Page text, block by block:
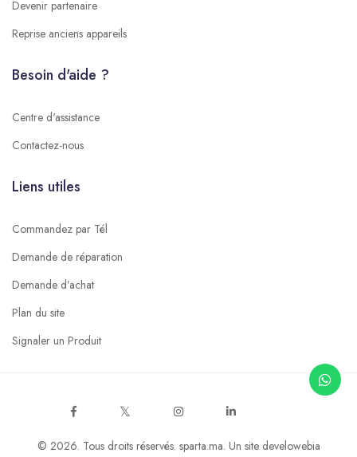
Devenir partenaire
Reprise anciens appareils
Besoin d'aide ?
Centre d'assistance
Contactez-nous
Liens utiles
Commandez par Tél
Demande de réparation
Demande d’achat
Plan du site
Signaler un Produit
© 2026. Tous droits réservés. sparta.ma. Un site develowebia